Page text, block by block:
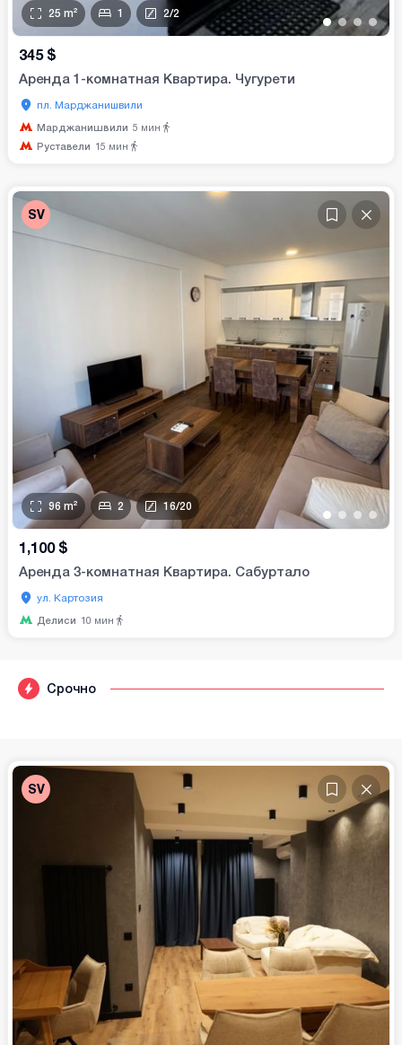
Срочно
••• •
25 m² 1 2/2
345 $
Аренда 1-комнатная Квартира. Чугурети
пл. Марджанишвили
Марджанишвили 5 мин
Руставели 15 мин
SV
• • • •
96 m² 2 16/20
1,100 $
Аренда 3-комнатная Квартира. Сабуртало
ул. Картозия
Делиси 10 мин
SV